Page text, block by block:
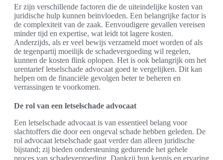
Er zijn verschillende factoren die de uiteindelijke kosten van
juridische hulp kunnen beïnvloeden. Een belangrijke factor is
de complexiteit van de zaak. Eenvoudigere gevallen vereisen
minder tijd en expertise, wat leidt tot lagere kosten.
Anderzijds, als er veel bewijs verzameld moet worden of als
de tegenpartij moeilijk de schadevergoeding wil regelen,
kunnen de kosten flink oplopen. Het is ook belangrijk om het
urentarief letselschade advocaat goed te vergelijken. Dit kan
helpen om de financiële gevolgen beter te beheren en
verrassingen te voorkomen.
De rol van een letselschade advocaat
Een letselschade advocaat is van essentieel belang voor
slachtoffers die door een ongeval schade hebben geleden. De
rol advocaat letselschade gaat verder dan alleen juridische
bijstand; zij bieden ondersteuning gedurende het gehele